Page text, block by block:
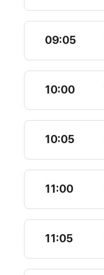
09:05
10:00
10:05
11:00
11:05